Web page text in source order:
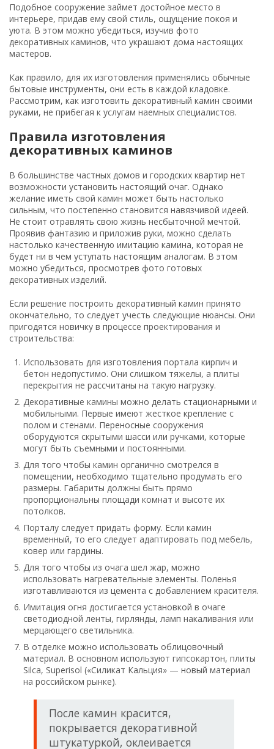
Подобное сооружение займет достойное место в
интерьере, придав ему свой стиль, ощущение покоя и
уюта. В этом можно убедиться, изучив фото
декоративных каминов, что украшают дома настоящих
мастеров.
Как правило, для их изготовления применялись обычные
бытовые инструменты, они есть в каждой кладовке.
Рассмотрим, как изготовить декоративный камин своими
руками, не прибегая к услугам наемных специалистов.
Правила изготовления
декоративных каминов
В большинстве частных домов и городских квартир нет
возможности установить настоящий очаг. Однако
желание иметь свой камин может быть настолько
сильным, что постепенно становится навязчивой идеей.
Не стоит отравлять свою жизнь несбыточной мечтой.
Проявив фантазию и приложив руки, можно сделать
настолько качественную имитацию камина, которая не
будет ни в чем уступать настоящим аналогам. В этом
можно убедиться, просмотрев фото готовых
декоративных изделий.
Если решение построить декоративный камин принято
окончательно, то следует учесть следующие нюансы. Они
пригодятся новичку в процессе проектирования и
строительства:
Использовать для изготовления портала кирпич и
бетон недопустимо. Они слишком тяжелы, а плиты
перекрытия не рассчитаны на такую нагрузку.
Декоративные камины можно делать стационарными и
мобильными. Первые имеют жесткое крепление с
полом и стенами. Переносные сооружения
оборудуются скрытыми шасси или ручками, которые
могут быть съемными и постоянными.
Для того чтобы камин органично смотрелся в
помещении, необходимо тщательно продумать его
размеры. Габариты должны быть прямо
пропорциональны площади комнат и высоте их
потолков.
Порталу следует придать форму. Если камин
временный, то его следует адаптировать под мебель,
ковер или гардины.
Для того чтобы из очага шел жар, можно
использовать нагревательные элементы. Поленья
изготавливаются из цемента с добавлением красителя.
Имитация огня достигается установкой в очаге
светодиодной ленты, гирлянды, ламп накаливания или
мерцающего светильника.
В отделке можно использовать облицовочный
материал. В основном используют гипсокартон, плиты
Silca, Superisol («Силикат Кальция» — новый материал
на российском рынке).
После камин красится,
покрывается декоративной
штукатуркой, оклеивается